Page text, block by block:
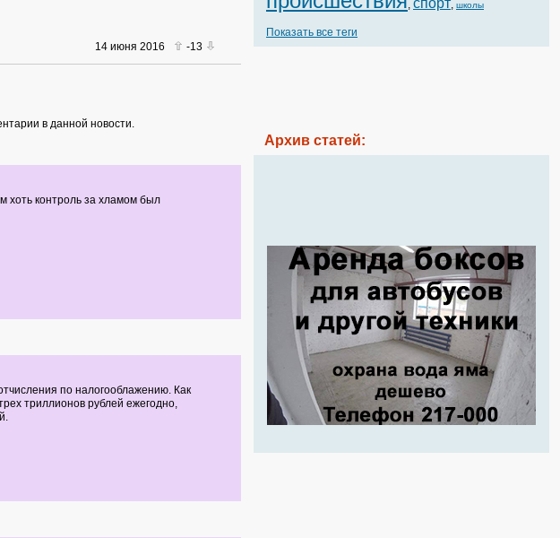
14 июня 2016 -13
в данной новости.
хоть контроль за хламом был
по налогооблажению. Как
триллионов рублей ежегодно,
, спорт, школы
Показать все теги
Архив статей: